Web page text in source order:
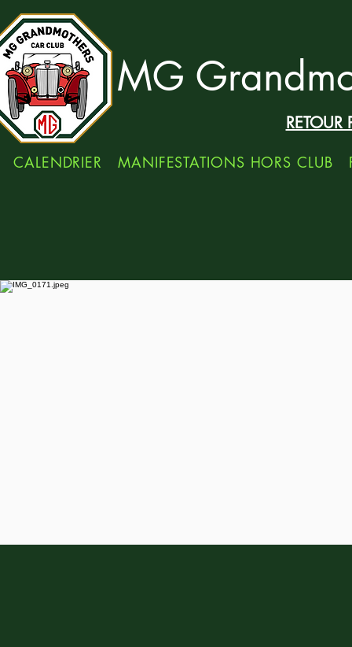
MG
RETOUR
CALENDRIER MANIFESTATIONS HORS CLUB